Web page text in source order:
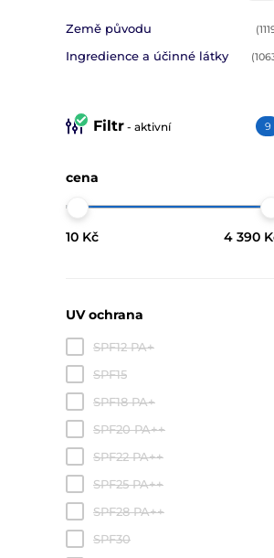
Země původu
Ingredience a účinné látky
Filtr - aktivní 9
cena
10 Kč 4 390
UV ochrana
SPF12 PA+
SPF15
SPF18 PA+
SPF20 PA++
SPF22 PA++
SPF25 PA++
SPF28 PA++
SPF30